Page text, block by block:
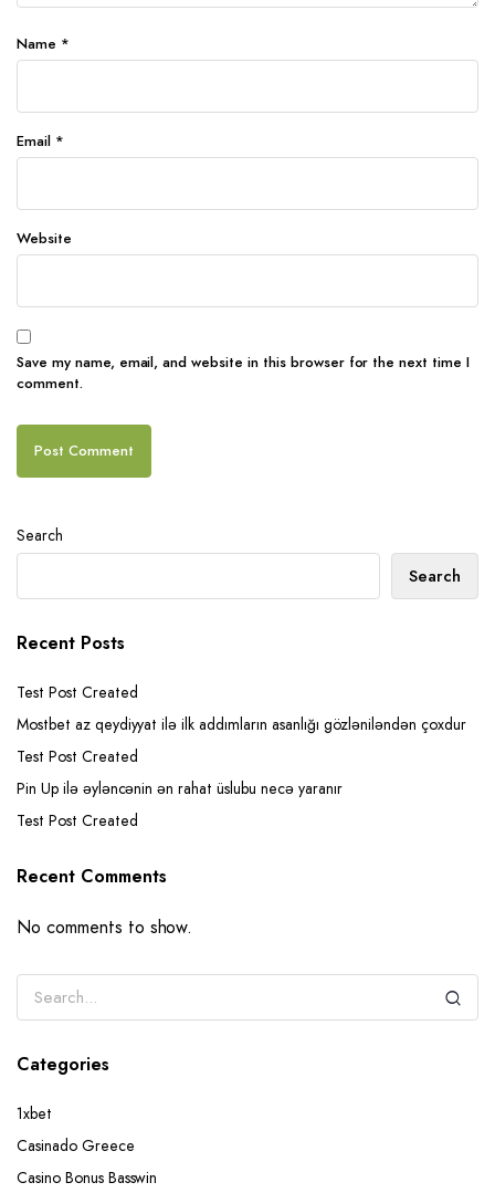
Name *
Email *
Website
Save my name, email, and website in this browser for the next time I
comment.
Search
Search
Recent Posts
Test Post Created
Mostbet az qeydiyyat ilə ilk addımların asanlığı gözləniləndən çoxdur
Test Post Created
Pin Up ilə əyləncənin ən rahat üslubu necə yaranır
Test Post Created
Recent Comments
No comments to show.
Categories
1xbet
Casinado Greece
Casino Bonus Basswin